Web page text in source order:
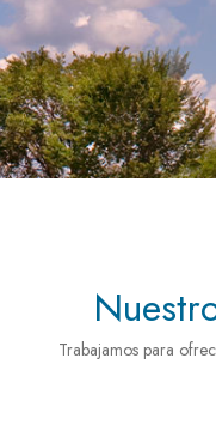
Trabajamos para